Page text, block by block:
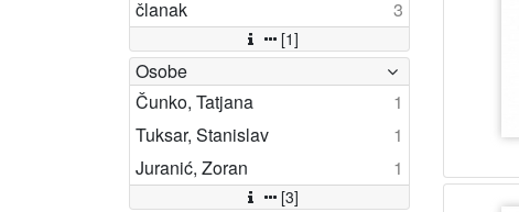
članak
3
[1]
Osobe
Čunko, Tatjana
1
Tuksar, Stanislav
1
Juranić, Zoran
1
[3]